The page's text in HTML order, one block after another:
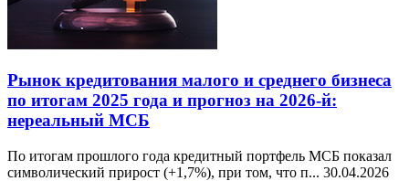
Рынок кредитования малого и среднего бизнеса
по итогам 2025 года и прогноз на 2026-й:
нереальный МСБ
По итогам прошлого года кредитный портфель МСБ показал
символический прирост (+1,7%), при том, что п... 30.04.2026